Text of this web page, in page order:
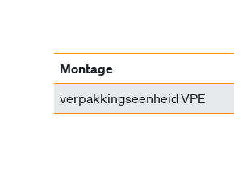
Montage
verpakkingseenheid VPE